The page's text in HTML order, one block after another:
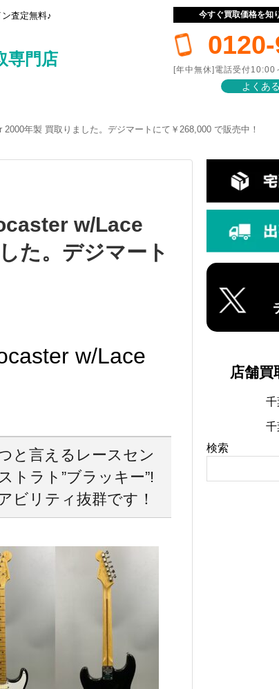
査定無料♪
専門店
今すぐ買取価格を知
[年中無休]電話受付
よくあ
年製 買取りました。デジマートにて￥268,000 で販売中！
w/Lace
た。デジマート
w/Lace
と言えるレースセン
トラト”ブラッキー”!
ビリティ抜群です！
店舗買
千
千
検索